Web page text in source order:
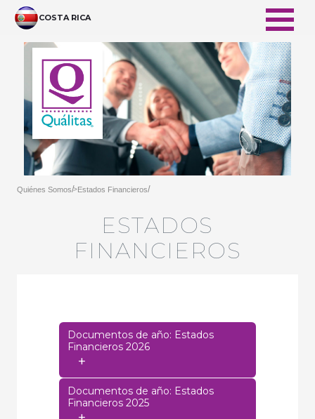
メインコンテンツにスキップ
COSTA RICA
Quiénes Somos/>Estados Financieros/
ESTADOS
FINANCIEROS
Documentos de año: Estados
Financieros 2026
+
Documentos de año: Estados
Financieros 2025